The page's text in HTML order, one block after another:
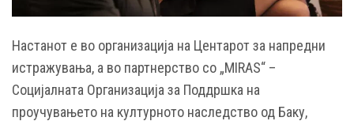
Настанот е во организација на Центарот за напредни
истражувања, а во партнерство со „MIRAS“ –
Социјалната Организација за Поддршка на
проучувањето на културното наследство од Баку,